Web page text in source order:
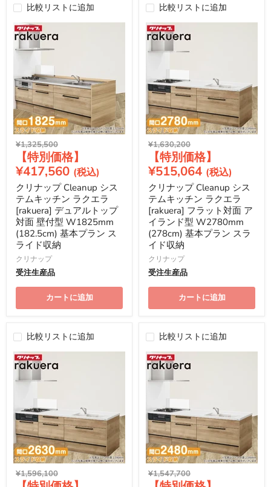
比較リストに追加
元
価
格
¥1,325,500
在
の
価
格
¥417,560
クリナップ Cleanup シス
テムキッチン ラクエラ
[rakuera] デュアルトップ
対面 壁付型 W1825mm
(182.5cm) 基本プラン ス
ライド収納
クリナップ
受注生産品
カートに追加
比較リストに追加
元
価
格
¥1,630,200
在
の
価
格
¥515,064
クリナップ Cleanup シス
テムキッチン ラクエラ
[rakuera] フラット対面 ア
イランド型 W2780mm
(278cm) 基本プラン スラ
イド収納
クリナップ
受注生産品
カートに追加
比較リストに追加
元
¥1,596,100
比較リストに追加
元
¥1,547,700